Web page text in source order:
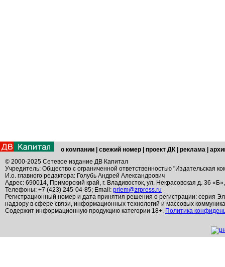
о компании свежий номер проект ДК реклама
© 2000-2025 Сетевое издание ДВ Капитал
Учредитель: Общество с ограниченной ответственностью "Издательская
И.о. главного редактора: Голубь Андрей Александрович
Адрес: 690014, Приморский край, г. Владивосток, ул. Некрасовская д. 36
Телефоны: +7 (423) 245-04-85; Email: priem@zrpress.ru
Регистрационный номер и дата принятия решения о регистрации: серия
надзору в сфере связи, информационных технологий и массовых
Содержит информационную продукцию категории 18+. Политика